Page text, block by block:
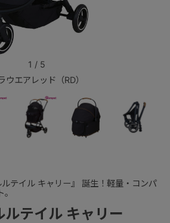
ウエアレッド（RD）
1 / 5
ルテイル キャリー
テイル キャリー』 誕生！軽量・コンパ